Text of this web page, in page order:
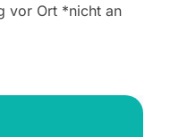
vor Ort *nicht an